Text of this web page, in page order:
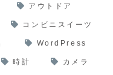
アウトドア
コンビニスイーツ
WordPress
時計 カメラ